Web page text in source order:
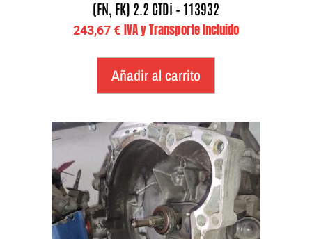
(FN, FK) 2.2 CTDi – 113932
243,67€ IVA y Transporte Incluido
Añadir al carrito